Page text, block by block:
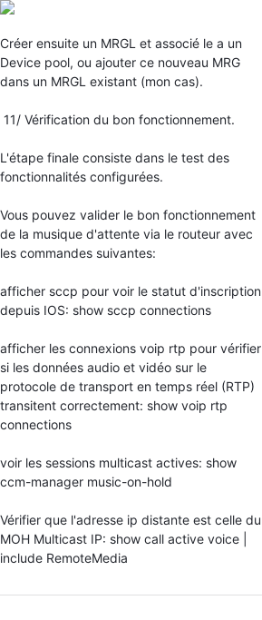
Créer ensuite un MRGL et associé le a un
Device pool, ou ajouter ce nouveau MRG
dans un MRGL existant (mon cas).
11/ Vérification du bon fonctionnement.
L'étape finale consiste dans le test des
fonctionnalités configurées.
Vous pouvez valider le bon fonctionnement
de la musique d'attente via le routeur avec
les commandes suivantes:
afficher sccp pour voir le statut d'inscription
depuis IOS: show sccp connections
afficher les connexions voip rtp pour vérifier
si les données audio et vidéo sur le
protocole de transport en temps réel (RTP)
transitent correctement: show voip rtp
connections
voir les sessions multicast actives: show
ccm-manager music-on-hold
Vérifier que l'adresse ip distante est celle du
MOH Multicast IP: show call active voice |
include RemoteMedia